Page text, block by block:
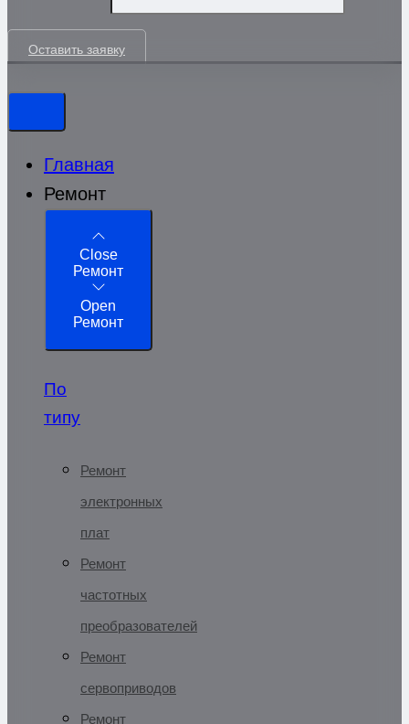
Оставить заявку
Главная
Ремонт
Close
Ремонт
Open
Ремонт
По
типу
Ремонт
электронных
плат
Ремонт
частотных
преобразователей
Ремонт
сервоприводов
Ремонт